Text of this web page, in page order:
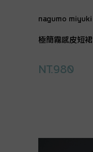
nagumo miyuki
極簡霧感皮短裙
NT.980